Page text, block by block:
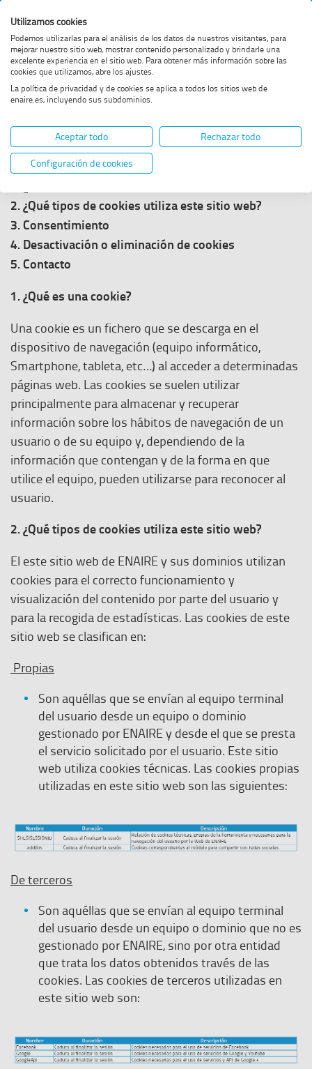
Página
web
de
Enaire
Menï¿½
principal
de
Enaire
ENAIRE
Estás
en:
Política de cookies
Política de cookies
Índice
2. ¿Qué tipos de cookies utiliza este sitio web?
3. Consentimiento
4. Desactivación o eliminación de cookies
5. Contacto
1. ¿Qué es una cookie?
Una cookie es un fichero que se descarga en el
dispositivo de navegación (equipo informático,
Smartphone, tableta, etc…) al acceder a determinadas
páginas web. Las cookies se suelen utilizar
principalmente para almacenar y recuperar
información sobre los hábitos de navegación de un
usuario o de su equipo y, dependiendo de la
información que contengan y de la forma en que
utilice el equipo, pueden utilizarse para reconocer al
usuario.
2. ¿Qué tipos de cookies utiliza este sitio web?
El este sitio web de ENAIRE y sus dominios utilizan
cookies para el correcto funcionamiento y
visualización del contenido por parte del usuario y
para la recogida de estadísticas. Las cookies de este
sitio web se clasifican en:
Propias
Son aquéllas que se envían al equipo terminal
del usuario desde un equipo o dominio
gestionado por ENAIRE y desde el que se presta
el servicio solicitado por el usuario. Este sitio
web utiliza cookies técnicas. Las cookies propias
utilizadas en este sitio web son las siguientes:
De terceros
Son aquéllas que se envían al equipo terminal
del usuario desde un equipo o dominio que no es
gestionado por ENAIRE, sino por otra entidad
que trata los datos obtenidos través de las
cookies. Las cookies de terceros utilizadas en
este sitio web son:
Utilizamos cookies
Podemos utilizarlas para el análisis de los datos de nuestros visitantes, para
mejorar nuestro sitio web, mostrar contenido personalizado y brindarle una
excelente experiencia en el sitio web. Para obtener más información sobre las
cookies que utilizamos, abre los ajustes.
La política de privacidad y de cookies se aplica a todos los sitios web de
enaire.es, incluyendo sus subdominios.
Aceptar todo
Rechazar todo
Configuración de cookies